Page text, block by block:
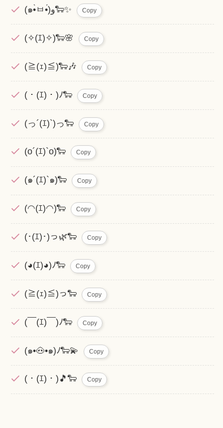
(๑•̀ㅂ•́)و🐑✨ Copy
(✧(ｴ)✧)🐑🌸 Copy
(≧(ｪ)≦)🐑🎶 Copy
(・(ｴ)・)ﾉ🐑 Copy
(っ´(ｴ)`)っ🐑 Copy
(o´(ｴ)`o)🐑 Copy
(๑´(ｴ)`๑)🐑 Copy
(◠(ｴ)◠)🐑 Copy
(･(ｴ)･)っ🌿🐑 Copy
(◕(ｴ)◕)ﾉ🐑 Copy
(≧(ｪ)≦)っ🐑 Copy
(￣(ｴ)￣)ﾉ🐑 Copy
(๑•🐽•๑)ﾉ🐑💫 Copy
(・(ｴ)・)🎵🐑 Copy